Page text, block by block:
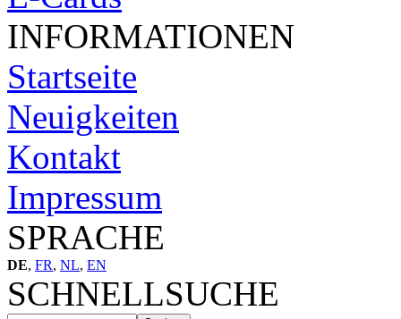
INFORMATIONEN
Startseite
Neuigkeiten
Kontakt
Impressum
SPRACHE
DE, FR, NL, EN
SCHNELLSUCHE